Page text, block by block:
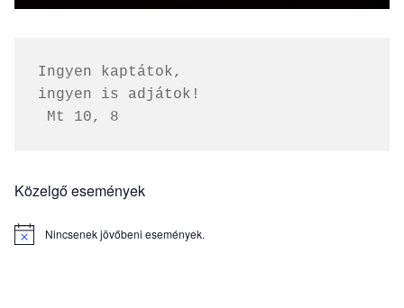
Ingyen kaptátok,
ingyen is adjátok!
Mt 10, 8
Közelgő események
Notice Nincsenek jövőbeni események.